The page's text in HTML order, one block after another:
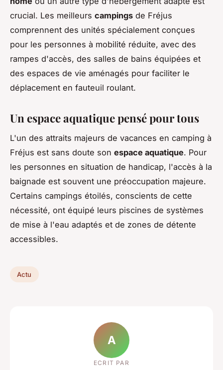
crucial. Les meilleurs campings de Fréjus
comprennent des unités spécialement conçues
pour les personnes à mobilité réduite, avec des
rampes d'accès, des salles de bains équipées et
des espaces de vie aménagés pour faciliter le
déplacement en fauteuil roulant.
Un espace aquatiquepensé pour tous
L'un des attraits majeurs de vacances en camping à
Fréjus est sans doute son espace aquatique. Pour
les personnes en situation de handicap, l'accès à la
baignade est souvent une préoccupation majeure.
Certains campings étoilés, conscients de cette
nécessité, ont équipé leurs piscines de systèmes
de mise à l'eau adaptés et de zones de détente
accessibles.
Actu
A
ECRIT PAR